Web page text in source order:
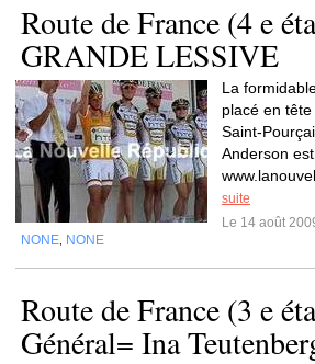
Route de France (4 e
GRANDE LESSIVE
La
placé en
Saint-
Anderson
suite
Le 14 août
NONE NONE
Route de France (3 e
Général= Ina